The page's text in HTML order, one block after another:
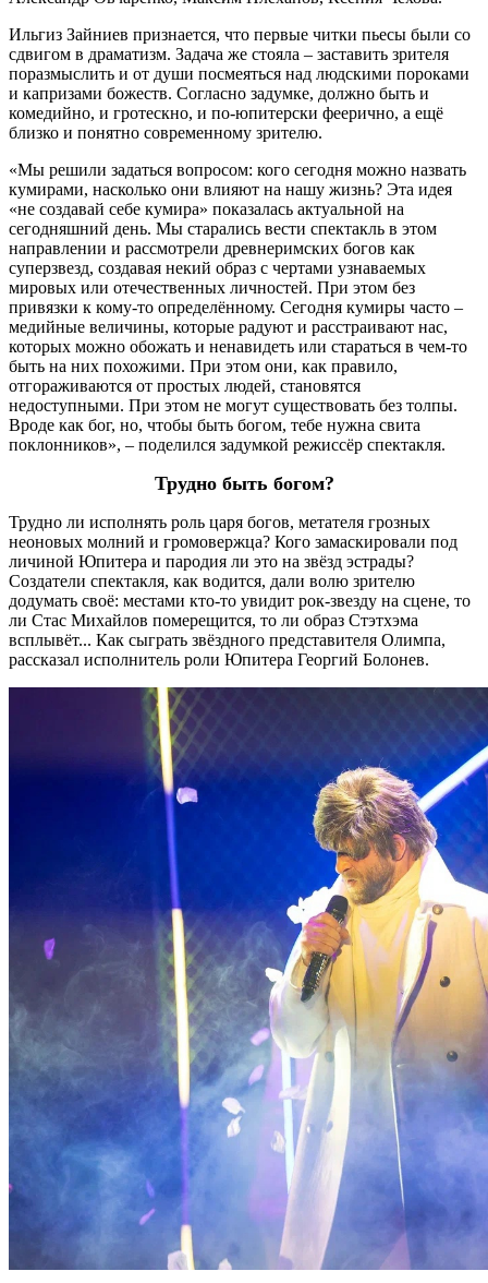
Ильгиз Зайниев признается, что первые читки пьесы были со
сдвигом в драматизм. Задача же стояла – заставить зрителя
поразмыслить и от души посмеяться над людскими пороками
и капризами божеств. Согласно задумке, должно быть и
комедийно, и гротескно, и по-юпитерски феерично, а ещё
близко и понятно современному зрителю.
«Мы решили задаться вопросом: кого сегодня можно назвать
кумирами, насколько они влияют на нашу жизнь? Эта идея
«не создавай себе кумира» показалась актуальной на
сегодняшний день. Мы старались вести спектакль в этом
направлении и рассмотрели древнеримских богов как
суперзвезд, создавая некий образ с чертами узнаваемых
мировых или отечественных личностей. При этом без
привязки к кому-то определённому. Сегодня кумиры часто –
медийные величины, которые радуют и расстраивают нас,
которых можно обожать и ненавидеть или стараться в чем-то
быть на них похожими. При этом они, как правило,
отгораживаются от простых людей, становятся
недоступными. При этом не могут существовать без толпы.
Вроде как бог, но, чтобы быть богом, тебе нужна свита
поклонников», – поделился задумкой режиссёр спектакля.
Трудно быть богом?
Трудно ли исполнять роль царя богов, метателя грозных
неоновых молний и громовержца? Кого замаскировали под
личиной Юпитера и пародия ли это на звёзд эстрады?
Создатели спектакля, как водится, дали волю зрителю
додумать своё: местами кто-то увидит рок-звезду на сцене, то
ли Стас Михайлов померещится, то ли образ Стэтхэма
всплывёт... Как сыграть звёздного представителя Олимпа,
рассказал исполнитель роли Юпитера Георгий Болонев.